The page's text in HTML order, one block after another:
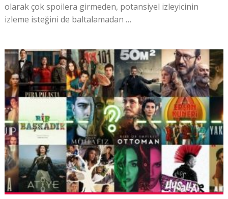
olarak çok spoilera girmeden, potansiyel izleyicinin
izleme isteğini de baltalamadan …